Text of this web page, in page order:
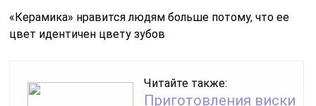
«Керамика» нравится людям больше потому, что ее
цвет идентичен цвету зубов
Читайте также:
Приготовления виски